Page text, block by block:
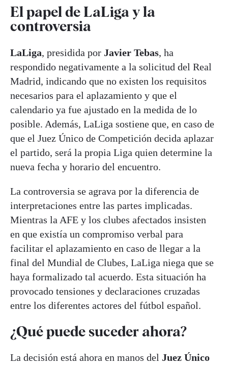
El papel de LaLiga y la
controversia
LaLiga, presidida por Javier Tebas, ha
respondido negativamente a la solicitud del Real
Madrid, indicando que no existen los requisitos
necesarios para el aplazamiento y que el
calendario ya fue ajustado en la medida de lo
posible. Además, LaLiga sostiene que, en caso de
que el Juez Único de Competición decida aplazar
el partido, será la propia Liga quien determine la
nueva fecha y horario del encuentro.
La controversia se agrava por la diferencia de
interpretaciones entre las partes implicadas.
Mientras la AFE y los clubes afectados insisten
en que existía un compromiso verbal para
facilitar el aplazamiento en caso de llegar a la
final del Mundial de Clubes, LaLiga niega que se
haya formalizado tal acuerdo. Esta situación ha
provocado tensiones y declaraciones cruzadas
entre los diferentes actores del fútbol español.
¿Qué puede suceder ahora?
La decisión está ahora en manos del Juez Único